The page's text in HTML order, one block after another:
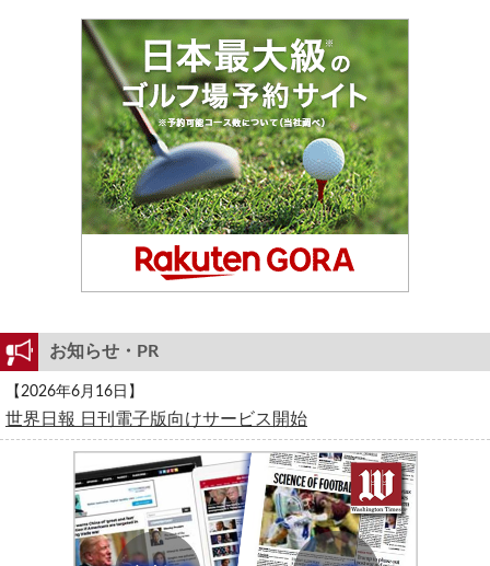
お知らせ・PR
【2026年6月16日】
世界日報 日刊電子版向けサービス開始